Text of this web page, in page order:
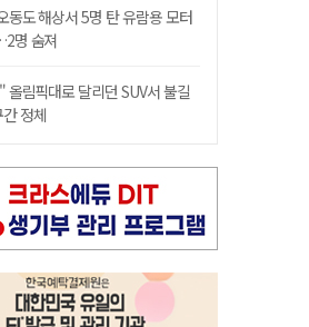
동도 해상서 5명 탄 유람용 모터
명 숨져
올림픽대로 달리던 SUV서 불길
정체